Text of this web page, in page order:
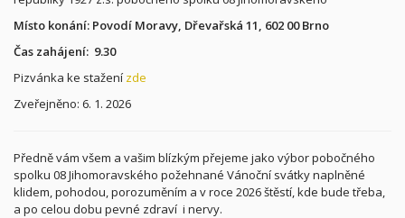
Místo konání: Povodí Moravy, Dřevařská 11, 602 00 Brno
Čas zahájení: 9.30
Pizvánka ke stažení zde
Zveřejněno: 6. 1. 2026
Předně vám všem a vašim blízkým přejeme jako výbor pobočného
spolku 08 Jihomoravského požehnané Vánoční svátky naplněné
klidem, pohodou, porozuměním a v roce 2026 štěstí, kde bude třeba,
a po celou dobu pevné zdraví i nervy.